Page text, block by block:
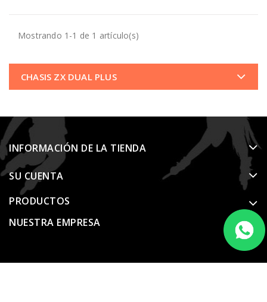
Mostrando 1-1 de 1 artículo(s)
CHASIS ZX DUAL PLUS
INFORMACIÓN DE LA TIENDA
SU CUENTA
PRODUCTOS
NUESTRA EMPRESA